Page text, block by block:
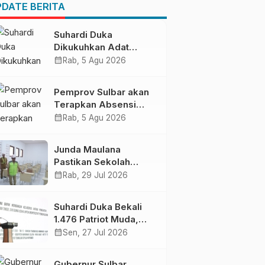
BERITA
Suhardi Duka
Dikukuhkan Adat
Balanipa, Raih Gelar
calendar_month Rab, 5 Agu 2026
Pemprov Sulbar akan
Terapkan Absensi
Online untuk ASN
calendar_month Rab, 5 Agu 2026
Junda Maulana
Pastikan Sekolah
Rakyat Mamuju Siap
calendar_month Rab, 29 Jul 2026
Suhardi Duka Bekali
1.476 Patriot Muda,
Dorong Hasil Riset Jadi
calendar_monthSen, 27 Jul 2026